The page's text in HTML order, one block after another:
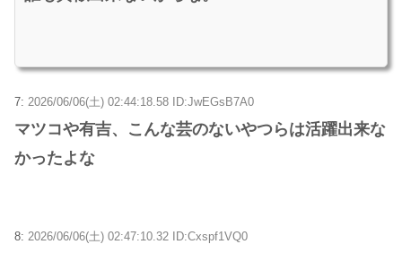
7: 2026/06/06(土) 02:44:18.58 ID:JwEGsB7A0
マツコや有吉、こんな芸のないやつらは活躍出来な
かったよな
8: 2026/06/06(土) 02:47:10.32 ID:Cxspf1VQ0